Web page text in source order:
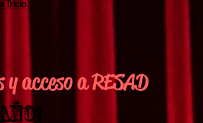
Tricio
y acceso a RESAD